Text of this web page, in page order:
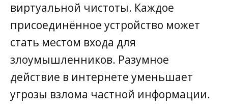
виртуальной чистоты. Каждое
присоединённое устройство может
стать местом входа для
злоумышленников. Разумное
действие в интернете уменьшает
угрозы взлома частной информации.